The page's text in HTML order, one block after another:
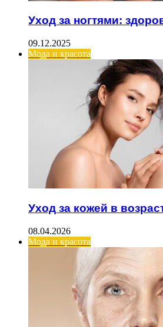
Уход за ногтями:
09.12.2025
Мода и красота
Уход за кожей в
08.04.2026
Мода и красота